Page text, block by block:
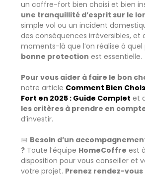
un coffre-fort bien choisi et bien
une tranquillité d’esprit sur le
simple vol ou un incident
des conséquences irréversibles, et
moments-là que l’on réalise à
bonne protection est essentielle.
Pour vous aider à faire le bon
notre article Comment Bien
Fort en 2025 : Guide Complet et
les critères à prendre en
d’investir.
📅 Besoin d’un
? Toute l’équipe HomeCoffre est
disposition pour vous conseiller et
votre projet. Prenez rendez-vous